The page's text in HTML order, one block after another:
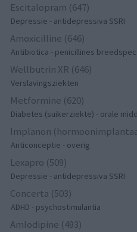
Escitalopram (647)
Depressie - antidepressiva SSRI
Amoxicilline (646)
Antibiotica - penicillines
Wellbutrin XR (646)
Verslavingsziekten
Metformine (620)
Diabetes (suikerziekte) - orale
Implanon
Anticonceptie - overig
Lexapro (509)
Depressie - antidepressiva SSRI
Concerta (503)
ADHD - psychostimulantia
Amlodipine (493)